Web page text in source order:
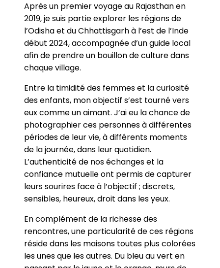
Après un premier voyage au Rajasthan en
2019, je suis partie explorer les régions de
l’Odisha et du Chhattisgarh à l’est de l’Inde
début 2024, accompagnée d’un guide local
afin de prendre un bouillon de culture dans
chaque village.
Entre la timidité des femmes et la curiosité
des enfants, mon objectif s’est tourné vers
eux comme un aimant. J’ai eu la chance de
photographier ces personnes à différentes
périodes de leur vie, à différents moments
de la journée, dans leur quotidien.
L’authenticité de nos échanges et la
confiance mutuelle ont permis de capturer
leurs sourires face à l’objectif ; discrets,
sensibles, heureux, droit dans les yeux.
En complément de la richesse des
rencontres, une particularité de ces régions
réside dans les maisons toutes plus colorées
les unes que les autres. Du bleu au vert en